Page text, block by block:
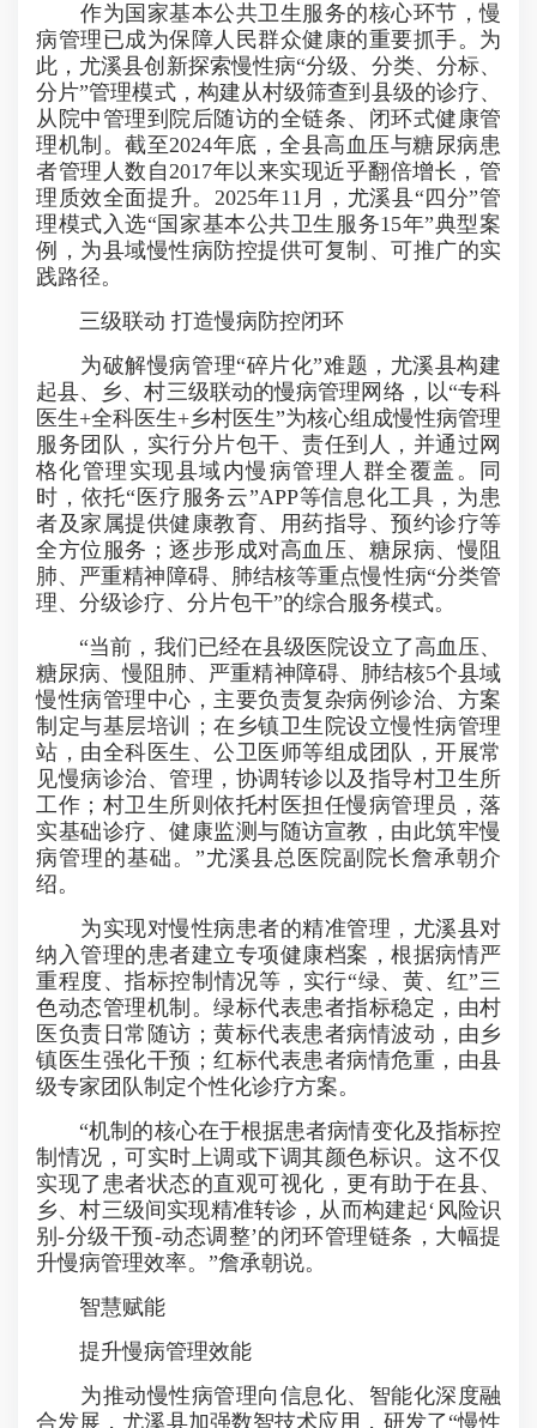
作为国家基本公共卫生服务的核心环节，慢
病管理已成为保障人民群众健康的重要抓手。为
此，尤溪县创新探索慢性病“分级、分类、分标、
分片”管理模式，构建从村级筛查到县级的诊疗、
从院中管理到院后随访的全链条、闭环式健康管
理机制。截至2024年底，全县高血压与糖尿病患
者管理人数自2017年以来实现近乎翻倍增长，管
理质效全面提升。2025年11月，尤溪县“四分”管
理模式入选“国家基本公共卫生服务15年”典型案
例，为县域慢性病防控提供可复制、可推广的实
践路径。
三级联动 打造慢病防控闭环
为破解慢病管理“碎片化”难题，尤溪县构建
起县、乡、村三级联动的慢病管理网络，以“专科
医生+全科医生+乡村医生”为核心组成慢性病管理
服务团队，实行分片包干、责任到人，并通过网
格化管理实现县域内慢病管理人群全覆盖。同
时，依托“医疗服务云”APP等信息化工具，为患
者及家属提供健康教育、用药指导、预约诊疗等
全方位服务；逐步形成对高血压、糖尿病、慢阻
肺、严重精神障碍、肺结核等重点慢性病“分类管
理、分级诊疗、分片包干”的综合服务模式。
“当前，我们已经在县级医院设立了高血压、
糖尿病、慢阻肺、严重精神障碍、肺结核5个县域
慢性病管理中心，主要负责复杂病例诊治、方案
制定与基层培训；在乡镇卫生院设立慢性病管理
站，由全科医生、公卫医师等组成团队，开展常
见慢病诊治、管理，协调转诊以及指导村卫生所
工作；村卫生所则依托村医担任慢病管理员，落
实基础诊疗、健康监测与随访宣教，由此筑牢慢
病管理的基础。”尤溪县总医院副院长詹承朝介
绍。
为实现对慢性病患者的精准管理，尤溪县对
纳入管理的患者建立专项健康档案，根据病情严
重程度、指标控制情况等，实行“绿、黄、红”三
色动态管理机制。绿标代表患者指标稳定，由村
医负责日常随访；黄标代表患者病情波动，由乡
镇医生强化干预；红标代表患者病情危重，由县
级专家团队制定个性化诊疗方案。
“机制的核心在于根据患者病情变化及指标控
制情况，可实时上调或下调其颜色标识。这不仅
实现了患者状态的直观可视化，更有助于在县、
乡、村三级间实现精准转诊，从而构建起‘风险识
别-分级干预-动态调整’的闭环管理链条，大幅提
升慢病管理效率。”詹承朝说。
智慧赋能
提升慢病管理效能
为推动慢性病管理向信息化、智能化深度融
合发展，尤溪县加强数智技术应用，研发了“慢性